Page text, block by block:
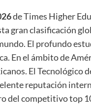
de Times Higher
gran clasificación
El profundo
En el ámbito de
El Tecnológico
reputación
del competitivo top